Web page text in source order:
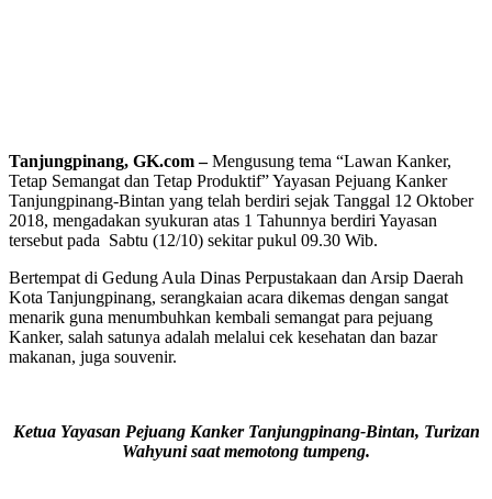
Tanjungpinang, GK.com –Mengusung tema “Lawan Kanker,
Tetap Semangat dan Tetap Produktif” Yayasan Pejuang Kanker
Tanjungpinang-Bintan yang telah berdiri sejak Tanggal 12 Oktober
2018, mengadakan syukuran atas 1 Tahunnya berdiri Yayasan
tersebut pada Sabtu (12/10) sekitar pukul 09.30 Wib.
Bertempat di Gedung Aula Dinas Perpustakaan dan Arsip Daerah
Kota Tanjungpinang, serangkaian acara dikemas dengan sangat
menarik guna menumbuhkan kembali semangat para pejuang
Kanker, salah satunya adalah melalui cek kesehatan dan bazar
makanan, juga souvenir.
Ketua Yayasan Pejuang Kanker Tanjungpinang-Bintan, Turizan
Wahyuni saat memotong tumpeng.